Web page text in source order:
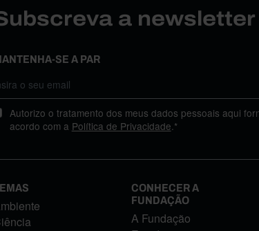
a
SE A PAR
Autorizo o tratamento dos meus dados pessoais aqui
acordo com a Política de Privacidade.*
CONHECER A
FUNDAÇÃO
A Fundação